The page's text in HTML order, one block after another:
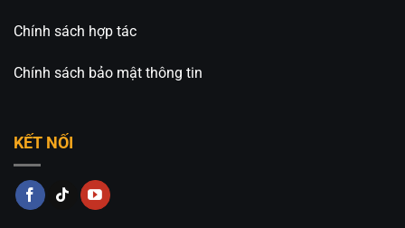
Chính sách hợp tác
Chính sách bảo mật thông tin
KẾT NỐI